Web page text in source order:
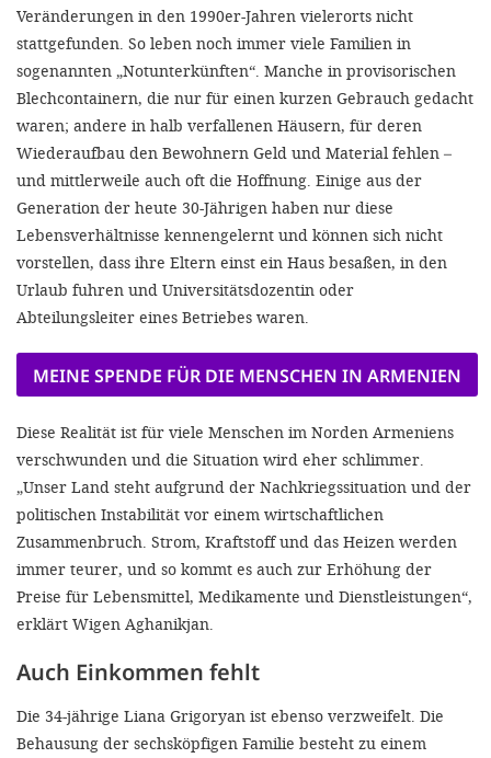
Veränderungen in den 1990er-Jahren vielerorts nicht
stattgefunden. So leben noch immer viele Familien in
sogenannten „Notunterkünften“. Manche in provisorischen
Blechcontainern, die nur für einen kurzen Gebrauch gedacht
waren; andere in halb verfallenen Häusern, für deren
Wiederaufbau den Bewohnern Geld und Material fehlen –
und mittlerweile auch oft die Hoffnung. Einige aus der
Generation der heute 30-Jährigen haben nur diese
Lebensverhältnisse kennengelernt und können sich nicht
vorstellen, dass ihre Eltern einst ein Haus besaßen, in den
Urlaub fuhren und Universitätsdozentin oder
Abteilungsleiter eines Betriebes waren.
MEINE SPENDE FÜR DIE MENSCHEN IN ARMENIEN
Diese Realität ist für viele Menschen im Norden Armeniens
verschwunden und die Situation wird eher schlimmer.
„Unser Land steht aufgrund der Nachkriegssituation und der
politischen Instabilität vor einem wirtschaftlichen
Zusammenbruch. Strom, Kraftstoff und das Heizen werden
immer teurer, und so kommt es auch zur Erhöhung der
Preise für Lebensmittel, Medikamente und Dienstleistungen“,
erklärt Wigen Aghanikjan.
Auch Einkommen fehlt
Die 34-jährige Liana Grigoryan ist ebenso verzweifelt. Die
Behausung der sechsköpfigen Familie besteht zu einem